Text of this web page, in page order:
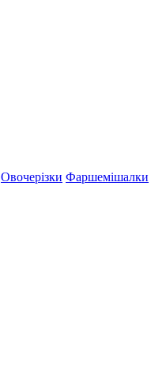
Овочерізки Фаршемішалки